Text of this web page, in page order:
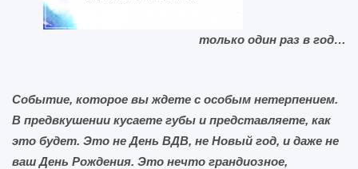
только один раз в год…
Событие, которое вы ждете с особым нетерпением.
В предвкушении кусаете губы и представляете, как
это будет. Это не День ВДВ, не Новый год, и даже не
ваш День Рождения. Это нечто грандиозное,